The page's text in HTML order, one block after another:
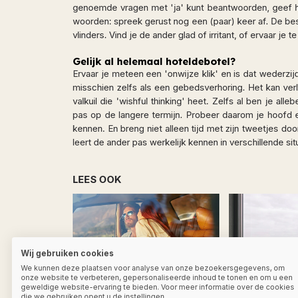
genoemde vragen met 'ja' kunt beantwoorden,
woorden: spreek gerust nog een (paar) keer af. De
vlinders. Vind je de ander glad of irritant, of ervaar je
Gelijk al helemaal hoteldebotel?
Ervaar je meteen een 'onwijze klik' en is dat
misschien zelfs als een gebedsverhoring. Het kan
valkuil die 'wishful thinking' heet. Zelfs al ben je
pas op de langere termijn. Probeer daarom je
kennen. En breng niet alleen tijd met zijn tweetjes
leert de ander pas werkelijk kennen in verschillende
LEES OOK
Wij gebruiken cookies
We kunnen deze plaatsen voor analyse van onze bezoekersgegevens, om
onze website te verbeteren, gepersonaliseerde inhoud te tonen en om u een
geweldige website-ervaring te bieden. Voor meer informatie over de cookies